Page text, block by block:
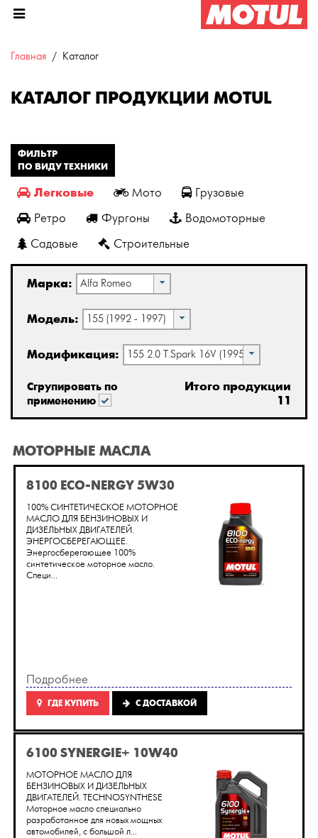
Главная Каталог
КАТАЛОГ ПРОДУКЦИИ MOTUL
ФИЛЬТР
ПО ВИДУ ТЕХНИКИ
Легковые Мото
Грузовые
Ретро
Фургоны
Водомоторные
Садовые
Строительные
Марка: Alfa Romeo
Модель: 155 (1992 - 1997)
Модификация: 155 2.0 T.Spark 16V (1995 - 1997)
Сгрупировать по
применению
Итого продукции
11
МОТОРНЫЕ МАСЛА
8100 ECO-NERGY 5W30
100% СИНТЕТИЧЕСКОЕ МОТОРНОЕ
МАСЛО ДЛЯ БЕНЗИНОВЫХ И
ДИЗЕЛЬНЫХ ДВИГАТЕЛЕЙ.
ЭНЕРГОСБЕРЕГАЮЩЕЕ.
Энергосберегающее 100%
синтетическое моторное масло.
Специ...
Подробнее
ГДЕ КУПИТЬ C ДОСТАВКОЙ
6100 SYNERGIE+ 10W40
МОТОРНОЕ МАСЛО ДЛЯ
БЕНЗИНОВЫХ И ДИЗЕЛЬНЫХ
ДВИГАТЕЛЕЙ. TECHNOSYNTHESE
Моторное масло специально
разработанное для новых мощных
автомобилей, с большой л...